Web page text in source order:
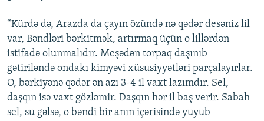
“Kürdə də, Arazda da çayın özündə nə qədər desəniz lil
var, Bəndləri bərkitmək, artırmaq üçün o lillərdən
istifadə olunmalıdır. Meşədən torpaq daşınıb
gətiriləndə ondakı kimyəvi xüsusiyyətləri parçalayırlar.
O, bərkiyənə qədər ən azı 3-4 il vaxt lazımdır. Sel,
daşqın isə vaxt gözləmir. Daşqın hər il baş verir. Sabah
sel, su gəlsə, o bəndi bir anın içərisində yuyub